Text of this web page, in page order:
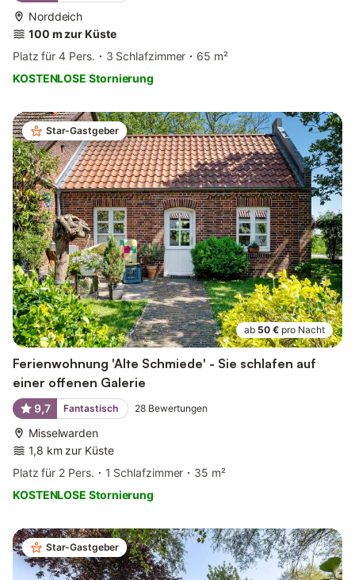
Norddeich
100 m zur Küste
Platz für 4 Pers.
3 Schlafzimmer
65 m²
KOSTENLOSE Stornierung
Star-Gastgeber
ab 50 € pro Nacht
Ferienwohnung 'Alte Schmiede' - Sie schlafen auf
einer offenen Galerie
9,7 Fantastisch 28 Bewertungen
Misselwarden
1,8 km zur Küste
Platz für 2 Pers.
1 Schlafzimmer
35 m²
KOSTENLOSE Stornierung
Star-Gastgeber